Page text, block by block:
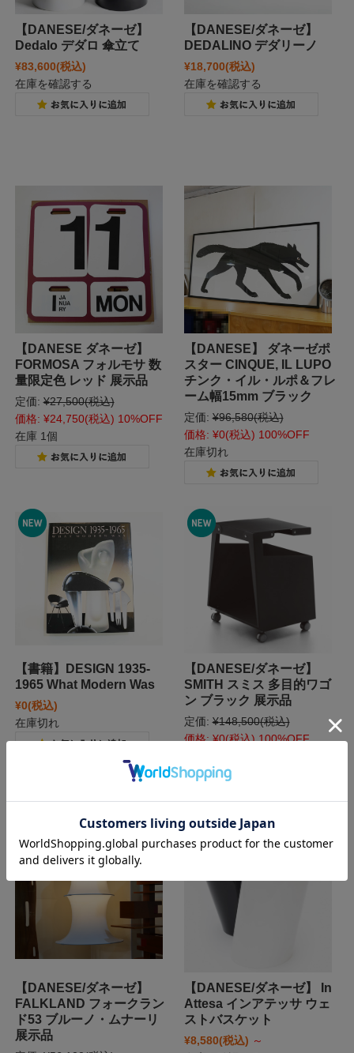
【DANESE/ダネーゼ】
Dedalo デダロ 傘立て
¥83,600(税込)
在庫を確認する
【DANESE/ダネーゼ】
DEDALINO デダリーノ
¥18,700(税込)
在庫を確認する
【DANESE ダネーゼ】
FORMOSA フォルモサ 数
量限定色 レッド 展示品
定価: ¥27,500(税込)
価格: ¥24,750(税込) 10%OFF
在庫 1個
【DANESE】 ダネーゼポ
スター CINQUE, IL LUPO
チンク・イル・ルポ＆フレ
ーム幅15mm ブラック
定価: ¥96,580(税込)
価格: ¥0(税込) 100%OFF
在庫切れ
【書籍】DESIGN 1935-
1965 What Modern Was
¥0(税込)
在庫切れ
【DANESE/ダネーゼ】
SMITH スミス 多目的ワゴ
ン ブラック 展示品
定価: ¥148,500(税込)
価格: ¥0(税込) 100%OFF
【DANESE/ダネーゼ】
FALKLAND フォークラン
ド53 ブルーノ・ムナーリ
展示品
【DANESE/ダネーゼ】 In
Attesa インアテッサ ウェ
ストバスケット
¥8,580(税込) ～